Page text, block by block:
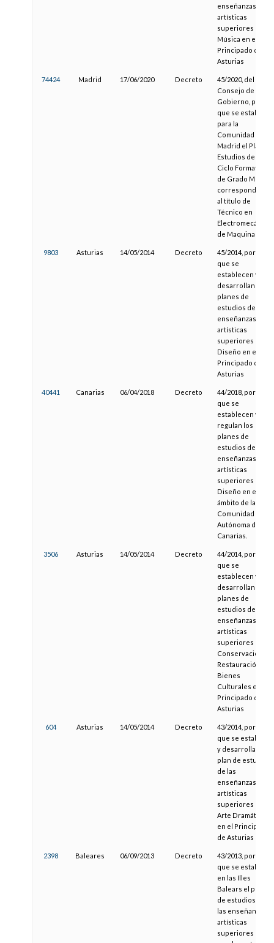
enseñanzas
artísticas
superiores de
Música en el
Principado de
Asturias
74424 Madrid 17/06/2020 Decreto
45/2020, del
Consejo de
Gobierno, por el
que se establece
para la
Comunidad de
Madrid el Plan de
Estudios del
Ciclo Formativo
de Grado Medio
correspondiente
al título de
Técnico en
Electromecánica
de Maquinaria
9803 Asturias 14/05/2014 Decreto
45/2014, por el
que se
establecen y
desarrollan los
planes de
estudios de las
enseñanzas
artísticas
superiores de
Diseño en el
Principado de
Asturias
40441 Canarias 06/04/2018 Decreto
44/2018, por el
que se
establecen y
regulan los
planes de
estudios de las
enseñanzas
artísticas
superiores de
Diseño en el
ámbito de la
Comunidad
Autónoma de
Canarias.
3506 Asturias 14/05/2014 Decreto
44/2014, por el
que se
establecen y
desarrollan los
planes de
estudios de las
enseñanzas
artísticas
superiores de
Conservación y
Restauración de
Bienes
Culturales en el
Principado de
Asturias
604 Asturias 14/05/2014 Decreto
43/2014, por el
que se establece
y desarrolla el
plan de estudios
de las
enseñanzas
artísticas
superiores de
Arte Dramático
en el Principado
de Asturias
2398 Baleares 06/09/2013 Decreto
43/2013, por el
que se establece
en las Illes
Balears el plan
de estudios de
las enseñanzas
artísticas
superiores